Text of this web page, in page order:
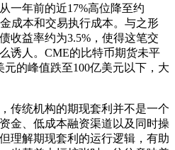
一年前的近17%高位降至约
成本和交易执行成本。与之形
收益率约为3.5%，使得这笔交
诱人。CME的比特币期货未平
的峰值跌至100亿美元以下，大
传统机构的期现套利并不是一个
、低成本融资渠道以及同时操
理解期现套利的运行逻辑，有助